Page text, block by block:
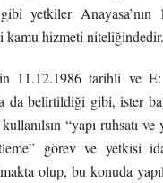
yetkiler Anayasa’nın
kamu hizmeti niteliğindedir.
11.12.1986 tarihli ve
da belirtildiği gibi, ister
“yapı ruhsatı ve
görev ve yetkisi
olup, bu konuda